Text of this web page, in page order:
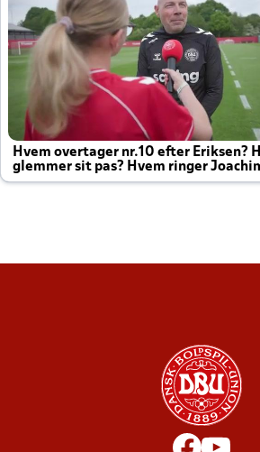
Hvem overtager nr.10 efter Eriksen?
glemmer sit pas? Hvem ringer
altid til efter kampe?